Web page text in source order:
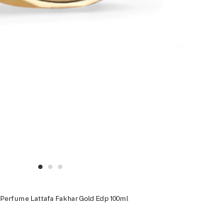
Perfume Lattafa Fakhar Gold Edp 100ml